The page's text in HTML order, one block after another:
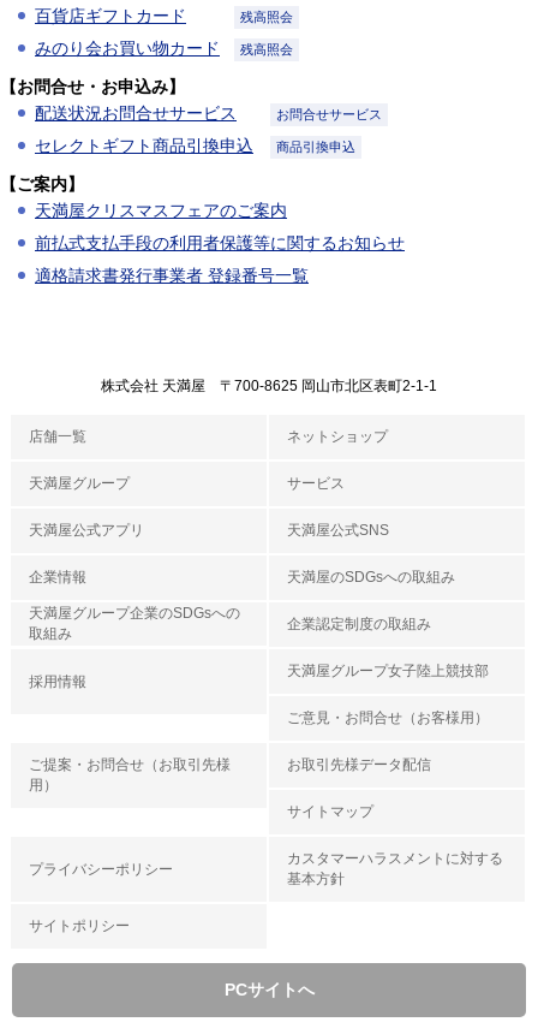
百貨店ギフトカード 残高照会
みのり会お買い物カード 残高照会
【お問合せ・お申込み】
配送状況お問合せサービス
お問合せサービス
セレクトギフト商品引換申込 商品引換申込
【ご案内】
天満屋クリスマスフェアのご案内
前払式支払手段の利用者保護等に関するお知らせ
適格請求書発行事業者 登録番号一覧
株式会社 天満屋 〒700-8625 岡山市北区表町2-1-1
店舗一覧 ネットショップ
天満屋グループ サービス
天満屋公式アプリ 天満屋公式SNS
企業情報 天満屋のSDGsへの取組み
天満屋グループ企業のSDGsへの
取組み
企業認定制度の取組み
採用情報
天満屋グループ女子陸上競技部
ご意見・お問合せ（お客様用）
ご提案・お問合せ（お取引先様
用）
お取引先様データ配信
サイトマップ
プライバシーポリシー
カスタマーハラスメントに対する
基本方針
サイトポリシー
PCサイトへ